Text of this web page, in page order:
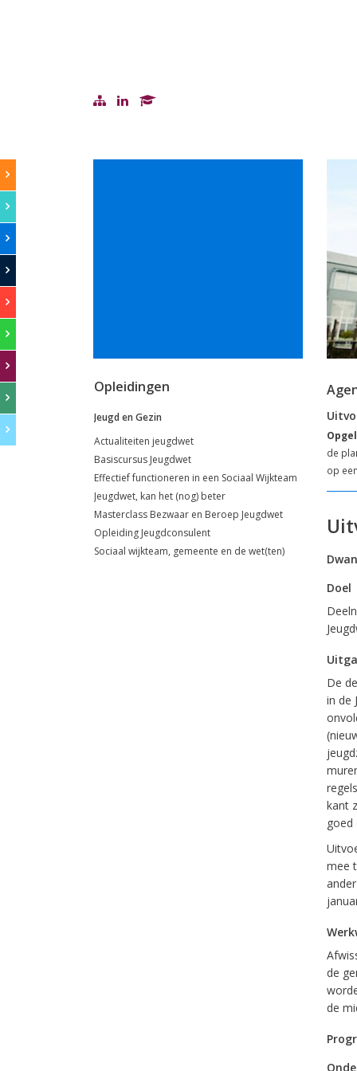
Opleidingen
Jeugd en Gezin
Actualiteiten jeugdwet
Basiscursus Jeugdwet
Effectief functioneren in een Sociaal Wijkteam
Jeugdwet, kan het (nog) beter
Masterclass Bezwaar en Beroep Jeugdwet
Opleiding Jeugdconsulent
Sociaal wijkteam, gemeente en de wet(ten)
de
op
Doel
De
in de
kant
goed
mee
de
de